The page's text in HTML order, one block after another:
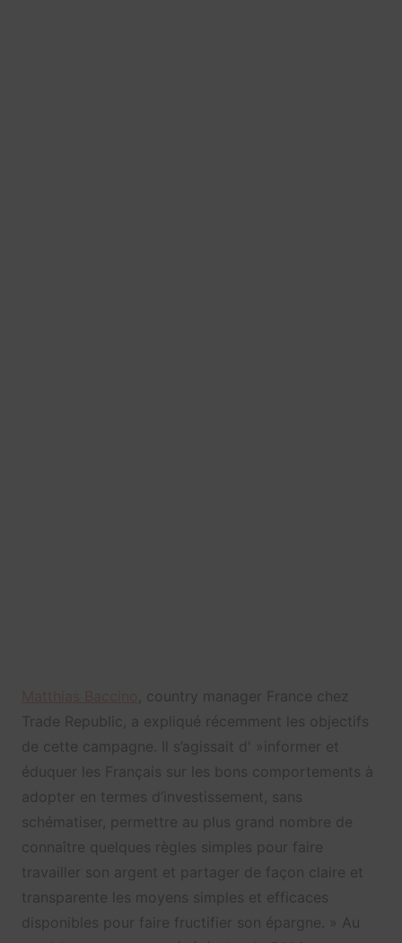
, country manager France chez
Trade Republic, a expliqué récemment les objectifs
de cette campagne. Il s’agissait d' » informer et
éduquer les Français sur les bons comportements à
adopter en termes d’investissement, sans
schématiser, permettre au plus grand nombre de
connaître quelques règles simples pour faire
travailler son argent et partager de façon claire et
transparente les moyens simples et efficaces
disponibles pour faire fructifier son épargne. » Au